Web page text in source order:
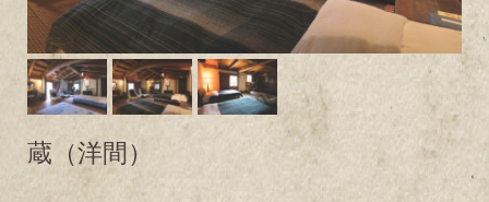
蔵（洋間）